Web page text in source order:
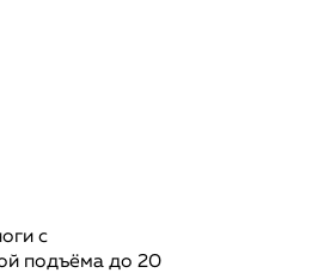
с
подъёма до 20